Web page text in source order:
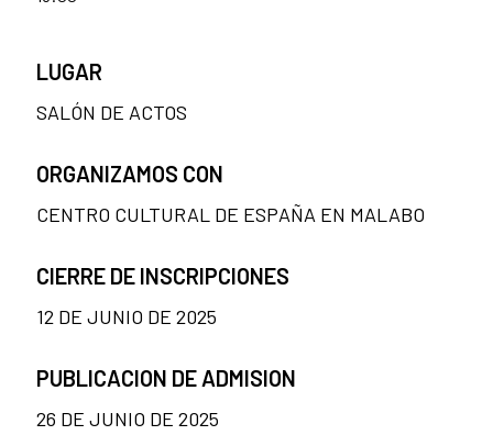
LUGAR
SALÓN DE ACTOS
ORGANIZAMOS CON
CENTRO CULTURAL DE ESPAÑA EN MALABO
CIERRE DE INSCRIPCIONES
12 DE JUNIO DE 2025
PUBLICACION DE ADMISION
26 DE JUNIO DE 2025